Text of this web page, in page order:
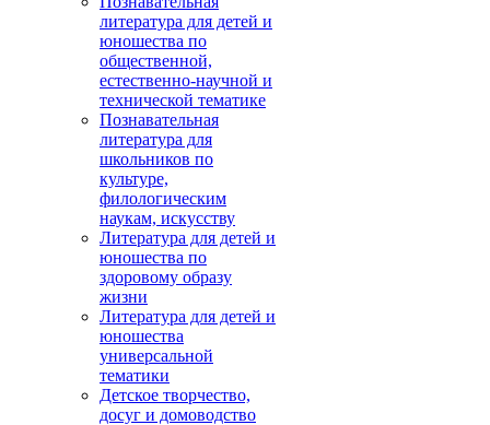
литература для детей и
юношества по
общественной,
естественно-научной и
технической тематике
Познавательная
литература для
школьников по
культуре,
филологическим
наукам, искусству
Литература для детей и
юношества по
здоровому образу
жизни
Литература для детей и
юношества
универсальной
тематики
Детское творчество,
досуг и домоводство